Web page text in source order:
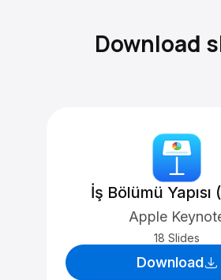
Download
İş Bölümü Yapısı
Apple
18 Slides
Download